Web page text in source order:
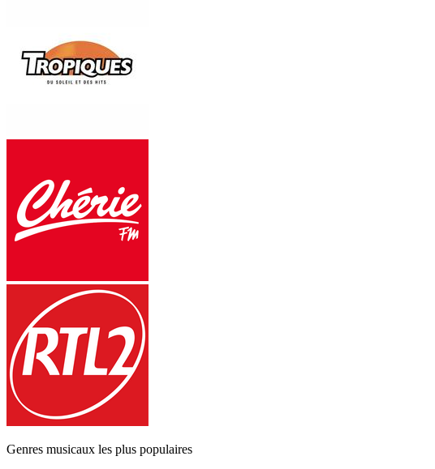
Genres musicaux les plus populaires